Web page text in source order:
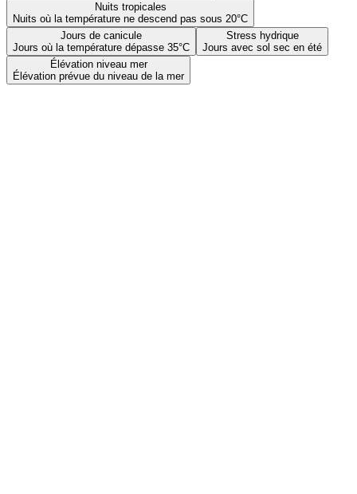
Nuits tropicales
Nuits où la température ne descend pas sous 20°C
Jours de canicule
Jours où la température dépasse 35°C
Stress hydrique
Jours avec sol sec en été
Élévation niveau mer
Élévation prévue du niveau de la mer